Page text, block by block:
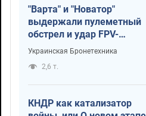
"Варта" и "Новатор"
выдержали пулеметный
обстрел и удар FPV-
дрона, сохранив жизнь
Украинская Бронетехника
2,6 т.
КНДР как катализатор